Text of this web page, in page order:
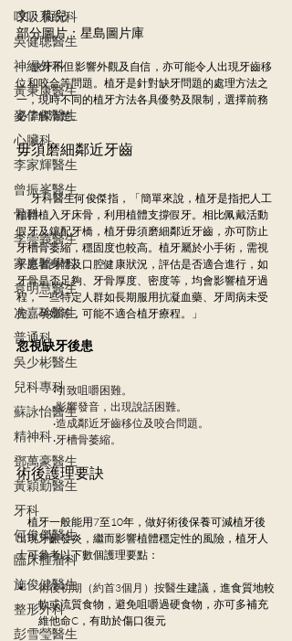
呼吸系統科
吳健聰醫生
神經外科
黃秉康醫生
麥偉傑醫生
心臟科
李家輝醫生
曾振峯醫生
骨科
李崇義醫生
家庭醫學科
袁明慧醫生
冼嘉玲醫生
普通科
吳少彬醫生
兒科專科
蘇詠怡醫生
精神科
鄧萬豪醫生
黃穎勤醫生
牙科
何俊傑醫生
臨床腫瘤科
施俊健醫生
整形外科
彭雪瑩醫生
文：衞兒
部分圖片：星島圖片庫
缺牙不但影響外觀及自信，亦可能令人出現牙齒移
位和咬合等問題。植牙是針對缺牙問題的處理方法之
一，現時不同的植牙方法各具優勢及限制，選擇前務
必了解清楚。
毋須磨細鄰近牙齒
牙科醫生何俊傑指，「簡單來說，植牙是指把人工
植體植入牙床骨，利用植體支撐假牙。相比佩戴活動
假牙及鑲配牙橋，植牙毋須磨細鄰近牙齒，亦可防止
牙槽骨萎縮，穩固度也較高。植牙屬於小手術，需視
乎患者身體及口腔健康狀況，評估是否適合進行，如
牙骨是否足夠、牙骨厚度、密度等，均會影響植牙過
程，一些特定人群如長期服用抗凝血藥、牙周病未受
控、孕婦等，可能不適合植牙療程。」
忽視缺牙後患
‧引致咀嚼困難。
‧影響發音，出現說話困難。
‧造成鄰近牙齒移位及咬合問題。
‧牙槽骨萎縮。
術後護理要訣
植牙一般能用7至10年，做好術後保養可減植牙後
出現牙齦發炎，繼而影響植體穩定性的風險，植牙人
士可參考以下數個護理要點：
術後初期（約首3個月）按醫生建議，進食質地較
軟或流質食物，避免咀嚼過硬食物，亦可多補充
維他命C，有助於傷口復元